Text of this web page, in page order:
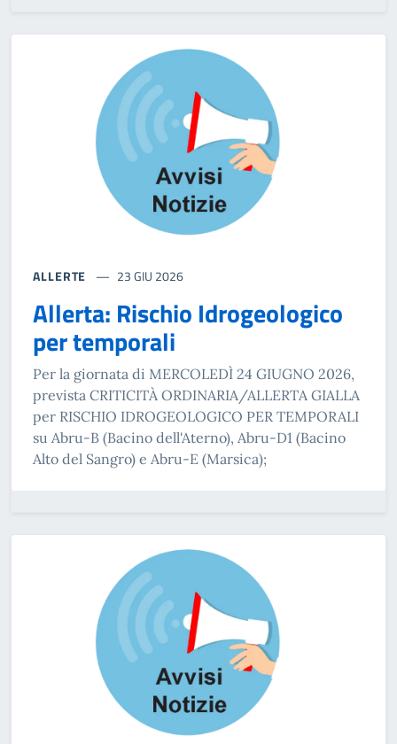
ALLERTE 23 GIU 2026
Allerta: Rischio Idrogeologico
per temporali
Per la giornata di MERCOLEDÌ 24 GIUGNO 2026,
prevista CRITICITÀ ORDINARIA/ALLERTA GIALLA
per RISCHIO IDROGEOLOGICO PER TEMPORALI
su Abru-B (Bacino dell'Aterno), Abru-D1 (Bacino
Alto del Sangro) e Abru-E (Marsica);